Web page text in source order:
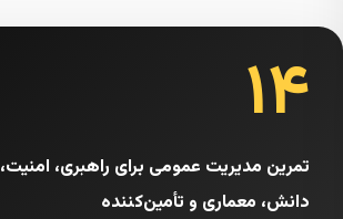
۱۴
تمرین مدیریت عمومی برای راهبری،
دانش، معماری و تأمین‌کننده